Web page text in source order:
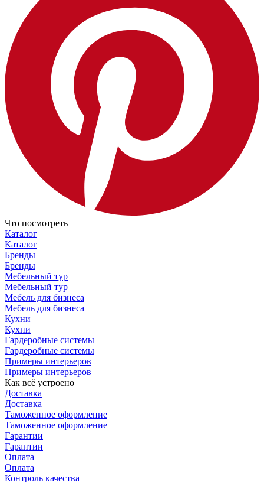
Что посмотреть
Каталог
Каталог
Бренды
Бренды
Мебельный тур
Мебельный тур
Мебель для бизнеса
Мебель для бизнеса
Кухни
Кухни
Гардеробные системы
Гардеробные системы
Примеры интерьеров
Примеры интерьеров
Как всё устроено
Доставка
Доставка
Таможенное оформление
Таможенное оформление
Гарантии
Гарантии
Оплата
Оплата
Контроль качества